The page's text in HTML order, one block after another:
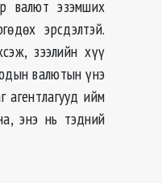
валют эзэмших
эрсдэлтэй.
зээлийн хүү
валютын үнэ
агентлагууд ийм
энэ нь тэдний